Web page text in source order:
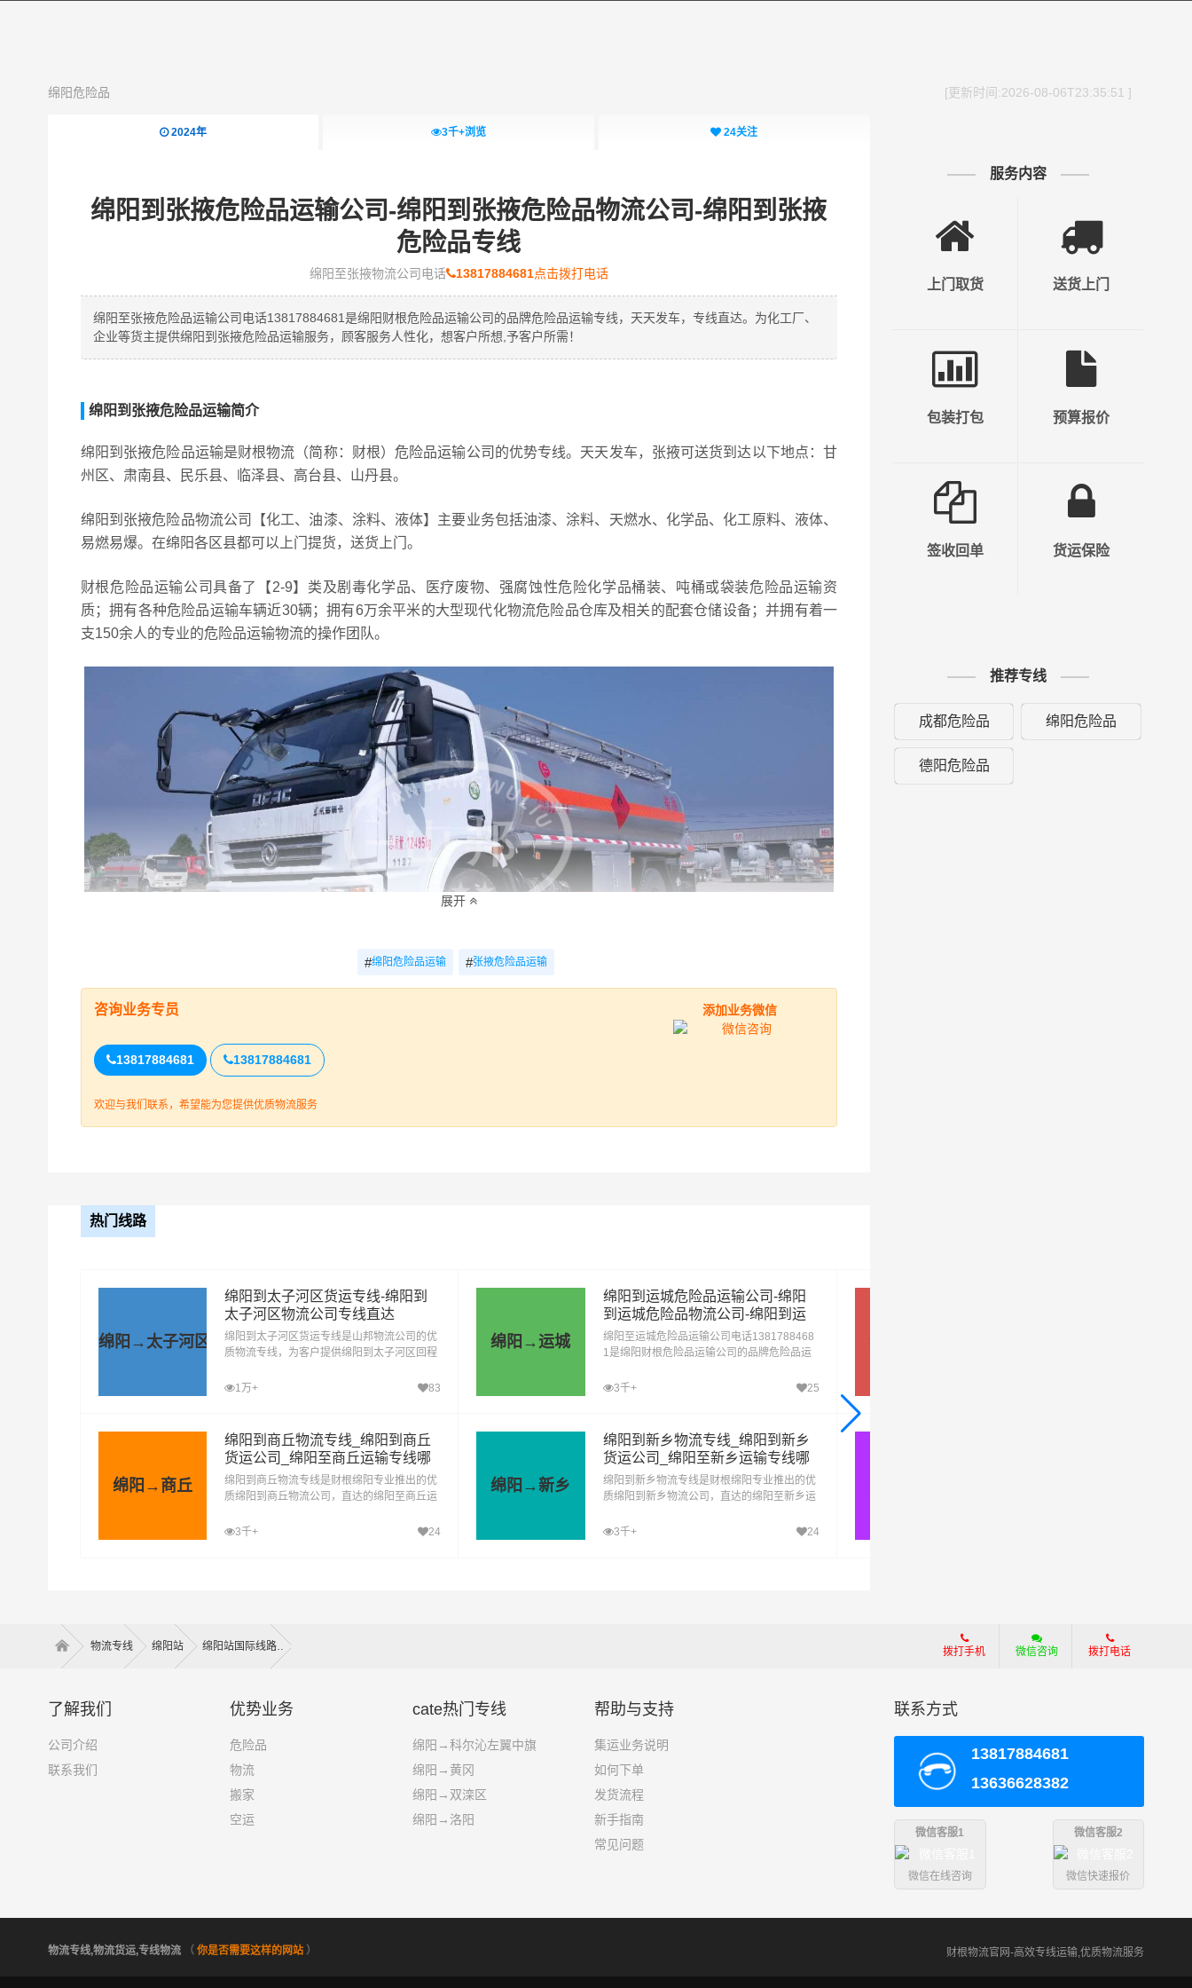
绵阳危险品 [更新时间:2026-08-06T23:35:51 ]
2024年 3千+浏览 24关注
绵阳到张掖危险品运输公司-绵阳到张掖危险品物流公司-绵阳到张掖
危险品专线
绵阳至张掖物流公司电话 13817884681点击拨打电话
绵阳至张掖危险品运输公司电话13817884681是绵阳财根危险品运输公司的品牌危险品运输专线，天天发车，专线直达。为化工厂、
企业等货主提供绵阳到张掖危险品运输服务，顾客服务人性化，想客户所想,予客户所需！
绵阳到张掖危险品运输简介
绵阳到张掖危险品运输是财根物流（简称：财根）危险品运输公司的优势专线。天天发车，张掖可送货到达以下地点：甘
州区、肃南县、民乐县、临泽县、高台县、山丹县。
绵阳到张掖危险品物流公司【化工、油漆、涂料、液体】主要业务包括油漆、涂料、天燃水、化学品、化工原料、液体、
易燃易爆。在绵阳各区县都可以上门提货，送货上门。
财根危险品运输公司具备了【2-9】类及剧毒化学品、医疗废物、强腐蚀性危险化学品桶装、吨桶或袋装危险品运输资
质；拥有各种危险品运输车辆近30辆；拥有6万余平米的大型现代化物流危险品仓库及相关的配套仓储设备；并拥有着一
支150余人的专业的危险品运输物流的操作团队。
绵阳到天津的危化品运输公司必须具备高度的安全意识，以确保运输过程中不会发生意外。以下是一些建议的安全意识要
点：
1. 严格遵守法律法规：运输危化品时，公司需要严格遵守国家的相关法律法规，如《危险货物道路运输安全管理办法》
等，以确保运输过程的合法性和安全性。
3. 车辆与设备安全：运输危化品的车辆必须符合国家相关标准，并且定期进行保养和检查。此外，运输过程中需要配备必
4. 安全操作流程：公司需要制定详细的危化品运输安全操作流程，确保员工按照规定进行操作。同时，对于装卸、运输等
环节，要有明确的操作规程。
需要定期进行应急演练，以提高员工的应急处理能力。
6. 运输路线规划：运输危化品时，公司需要提前规划好运输路线，避开人口密集区、水源保护区等敏感区域。同时，运输
过程中要保持车辆行驶速度，避免疲劳驾驶等危险行为。
保持信息畅通，以便及时处理突发事件。
9. 保险购买：公司需要购买足够的保险，以应对运输过程中可能出现的意外情况。
绵阳到张掖危险品物流运输价格
展开
#绵阳危险品运输 #张掖危险品运输
咨询业务专员
13817884681 13817884681
欢迎与我们联系，希望能为您提供优质物流服务
添加业务微信
热门线路
绵阳→太子河区
绵阳到太子河区货运专线-绵阳到
太子河区物流公司专线直达
绵阳到太子河区货运专线是山邦物流公司的优
质物流专线，为客户提供绵阳到太子河区回程
件零担整车包车展会仓储配送等多种物流专线
1万+ 83
绵阳→运城
绵阳到运城危险品运输公司-绵阳
到运城危险品物流公司-绵阳到运
城危险品专线
绵阳至运城危险品运输公司电话1381788468
1是绵阳财根危险品运输公司的品牌危险品运
业等货主提供绵阳到运城危险品运输服务，顾
3千+ 25
绵阳→岳阳
绵阳→商丘
绵阳到商丘物流专线_绵阳到商丘
货运公司_绵阳至商丘运输专线哪
家好
绵阳到商丘物流专线是财根绵阳专业推出的优
质绵阳到商丘物流公司，直达的绵阳至商丘运
运公司已成为财根绵阳的优质物流品牌专线
3千+ 24
绵阳→新乡
绵阳到新乡物流专线_绵阳到新乡
货运公司_绵阳至新乡运输专线哪
家好
绵阳到新乡物流专线是财根绵阳专业推出的优
质绵阳到新乡物流公司，直达的绵阳至新乡运
运公司已成为财根绵阳的优质物流品牌专线
3千+ 24
绵阳→张掖
服务内容
上门取货 送货上门
包装打包 预算报价
签收回单 货运保险
推荐专线
成都危险品 绵阳危险品
德阳危险品
物流专线 绵阳站 绵阳站国际线路 拨打手机 微信咨询 拨打电话
了解我们
公司介绍
联系我们
优势业务
危险品
物流
搬家
空运
cate热门专线
绵阳→科尔沁左翼中旗
绵阳→黄冈
绵阳→双滦区
绵阳→洛阳
帮助与支持
集运业务说明
如何下单
发货流程
新手指南
常见问题
联系方式
13817884681
13636628382
微信客服1
微信在线咨询
微信客服2
微信快速报价
物流专线,物流货运,专线物流（ 你是否需要这样的网站） 财根物流官网-高效专线运输,优质物流服务